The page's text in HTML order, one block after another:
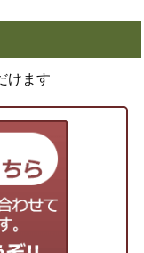
けます